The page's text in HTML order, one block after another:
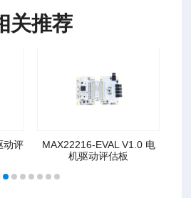
关推荐
动评
MAX22216-EVAL V1.0 电
机驱动评估板